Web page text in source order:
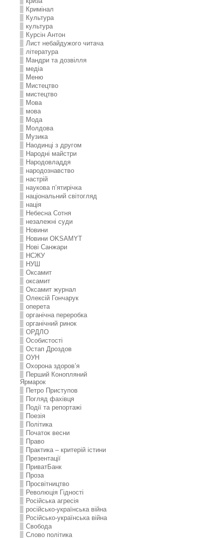
Кримінал
Культура
культура
Курсін Антон
Лист небайдужого читача
література
Мандри та дозвілля
медіа
Меню
Мистецтво
мистецтво
Мова
мова
Мода
Молдова
Музика
Наодинці з другом
Народні майстри
Народовладдя
народознавство
настрій
наукова п’ятирічка
національний світогляд
нація
Небесна Сотня
незалежні суди
Новини
Новини OKSAMYT
Нові Санжари
НСЖУ
НУШ
Оксамит
оксамит
Оксамит журнал
Олексій Гончарук
оперета
органічна переробка
органічний ринок
ОРДЛО
Особистості
Остап Дроздов
ОУН
Охорона здоров’я
Перший Конопляний
Ярмарок
Петро Приступов
Погляд фахівця
Події та репортажі
Поезія
Політика
Початок весни
Право
Практика – критерій істини
Презентації
ПриватБанк
Проза
Просвітництво
Революція Гідності
Російська агресія
російсько-українська війна
Російсько-українська війна
Свобода
Слово політика